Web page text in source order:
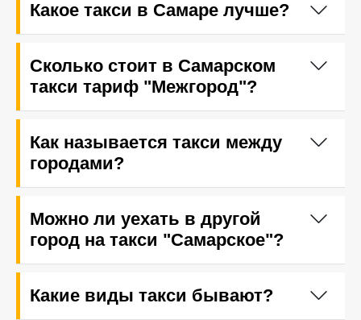
Какое такси в Самаре лучше?
Сколько стоит в Самарском
такси тариф "Межгород"?
Как называется такси между
городами?
Можно ли уехать в другой
город на такси "Самарское"?
Какие виды такси бывают?